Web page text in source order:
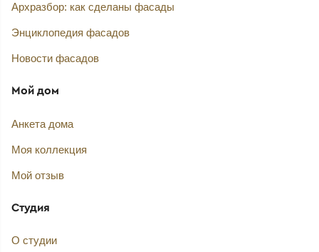
Архразбор: как сделаны фасады
Энциклопедия фасадов
Новости фасадов
Мой дом
Анкета дома
Моя коллекция
Мой отзыв
Студия
О студии